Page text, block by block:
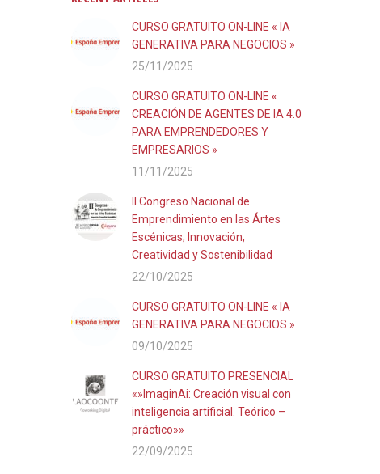
CURSO GRATUITO ON-LINE « IA
GENERATIVA PARA NEGOCIOS »
25/11/2025
CURSO GRATUITO ON-LINE «
CREACIÓN DE AGENTES DE IA 4.0
PARA EMPRENDEDORES Y
EMPRESARIOS »
11/11/2025
II Congreso Nacional de
Emprendimiento en las Ártes
Escénicas; Innovación,
Creatividad y Sostenibilidad
22/10/2025
CURSO GRATUITO ON-LINE « IA
GENERATIVA PARA NEGOCIOS »
09/10/2025
CURSO GRATUITO PRESENCIAL
«»ImaginAi: Creación visual con
inteligencia artificial. Teórico –
práctico»»
22/09/2025